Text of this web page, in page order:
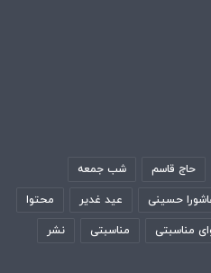
حاج قاسم شب جمعه
حسینی عید غدیر محتوا
مناسبتی مناسبتی نشر